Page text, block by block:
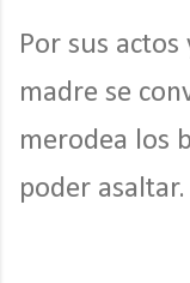
Por sus
madre se
merodea los
poder asaltar.